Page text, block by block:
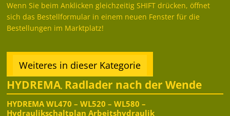
Wenn Sie beim Anklicken gleichzeitig SHIFT drücken, öffnet
sich das Bestellformular in einem neuen Fenster für die
Bestellungen im Marktplatz!
Weiteres in dieser Kategorie
HYDREMA, Radlader nach der Wende
HYDREMA WL470 – WL520 – WL580 –
Hydraulikschaltplan Arbeitshydraulik